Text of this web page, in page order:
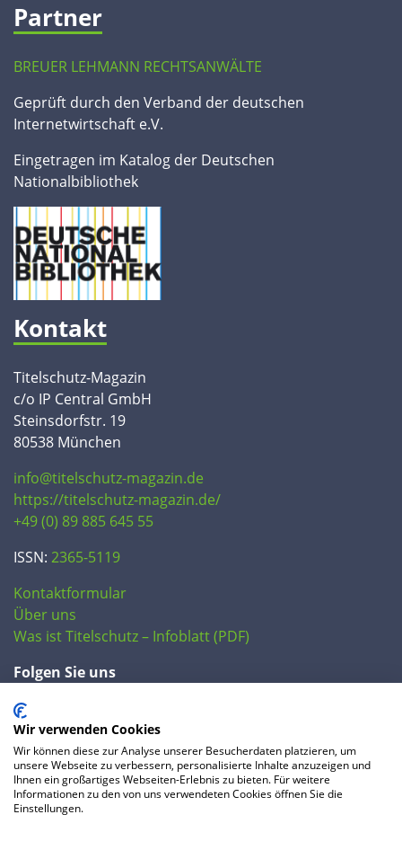
Partner
BREUER LEHMANN RECHTSANWÄLTE
Geprüft durch den Verband der deutschen
Internetwirtschaft e.V.
Eingetragen im Katalog der Deutschen
Nationalbibliothek
Kontakt
Titelschutz-Magazin
c/o IP Central GmbH
Steinsdorfstr. 19
80538 München
info@titelschutz-magazin.de
https://titelschutz-magazin.de/
+49 (0) 89 885 645 55
ISSN: 2365-5119
Kontaktformular
Über uns
Was ist Titelschutz – Infoblatt (PDF)
Folgen Sie uns
Wir verwenden Cookies
Wir können diese zur Analyse unserer Besucherdaten platzieren, um
unsere Webseite zu verbessern, personalisierte Inhalte anzuzeigen und
Ihnen ein großartiges Webseiten-Erlebnis zu bieten. Für weitere
Informationen zu den von uns verwendeten Cookies öffnen Sie die
Einstellungen.